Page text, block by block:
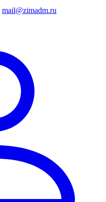
mail@zimadm.ru